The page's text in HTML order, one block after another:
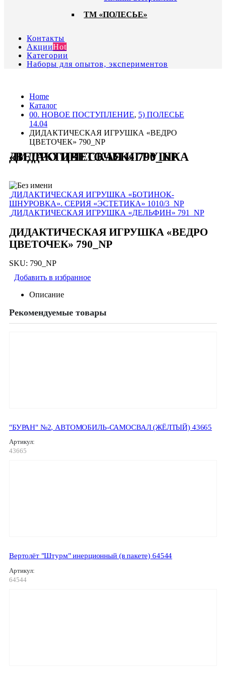
ТМ «ПОЛЕСЬЕ»
Контакты
АкцииHot
Категории
Наборы для опытов, экспериментов
Home
Каталог
00. HОВОЕ ПОСТУПЛЕНИЕ, 5) ПОЛЕСЬЕ
14.04
ДИДАКТИЧЕСКАЯ ИГРУШКА «ВЕДРО
ЦВЕТОЧЕК» 790_NP
ДИДАКТИЧЕСКАЯ ИГРУШКА «ВЕДРО ЦВЕТОЧЕК» 790_NP
ДИДАКТИЧЕСКАЯ ИГРУШКА «БОТИНОК-
ШНУРОВКА». СЕРИЯ «ЭСТЕТИКА» 1010/3_NP
ДИДАКТИЧЕСКАЯ ИГРУШКА «ДЕЛЬФИН» 791_NP
ДИДАКТИЧЕСКАЯ ИГРУШКА «ВЕДРО
ЦВЕТОЧЕК» 790_NP
SKU: 790_NP
Добавить в избранное
Описание
Рекомендуемые товары
"БУРАН" №2, АВТОМОБИЛЬ-САМОСВАЛ (ЖЁЛТЫЙ) 43665
Артикул:
43665
Вертолёт "Штурм" инерционный (в пакете) 64544
Артикул:
64544